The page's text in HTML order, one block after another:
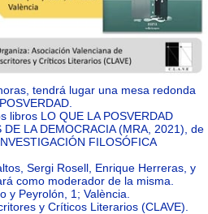
tendrá lugar una mesa redonda
libros LO QUE LA POSVERDAD
LA DEMOCRACIA (MRA, 2021), de
FILOSÓFICA
Sergi Rosell, Enrique Herreras, y
como moderador de la misma.
y Peyrolón, 1; València.
y Críticos Literarios (CLAVE).